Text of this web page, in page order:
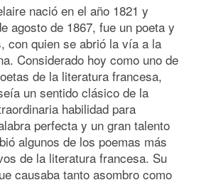
nació en el año 1821 y
agosto de 1867, fue un poeta y
con quien se abrió la vía a la
Considerado hoy como uno de
de la literatura francesa,
un sentido clásico de la
habilidad para
perfecta y un gran talento
algunos de los poemas más
de la literatura francesa. Su
causaba tanto asombro como